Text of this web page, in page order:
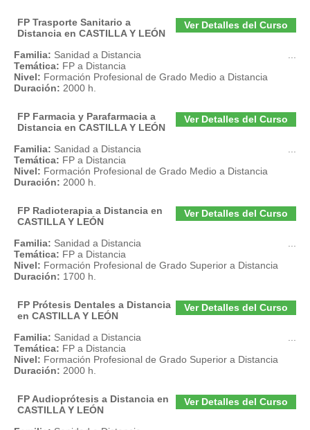
Ver Detalles del Curso
FP Trasporte Sanitario a
Distancia en CASTILLA Y LEÓN
Familia: Sanidad a Distancia
Temática: FP a Distancia
Nivel: Formación Profesional de Grado Medio a Distancia
Duración: 2000 h.
Ver Detalles del Curso
FP Farmacia y Parafarmacia a
Distancia en CASTILLA Y LEÓN
Familia: Sanidad a Distancia
Temática: FP a Distancia
Nivel: Formación Profesional de Grado Medio a Distancia
Duración: 2000 h.
Ver Detalles del Curso
FP Radioterapia a Distancia en
CASTILLA Y LEÓN
Familia: Sanidad a Distancia
Temática: FP a Distancia
Nivel: Formación Profesional de Grado Superior a Distancia
Duración: 1700 h.
Ver Detalles del Curso
FP Prótesis Dentales a Distancia
en CASTILLA Y LEÓN
Familia: Sanidad a Distancia
Temática: FP a Distancia
Nivel: Formación Profesional de Grado Superior a Distancia
Duración: 2000 h.
Ver Detalles del Curso
FP Audioprótesis a Distancia en
CASTILLA Y LEÓN